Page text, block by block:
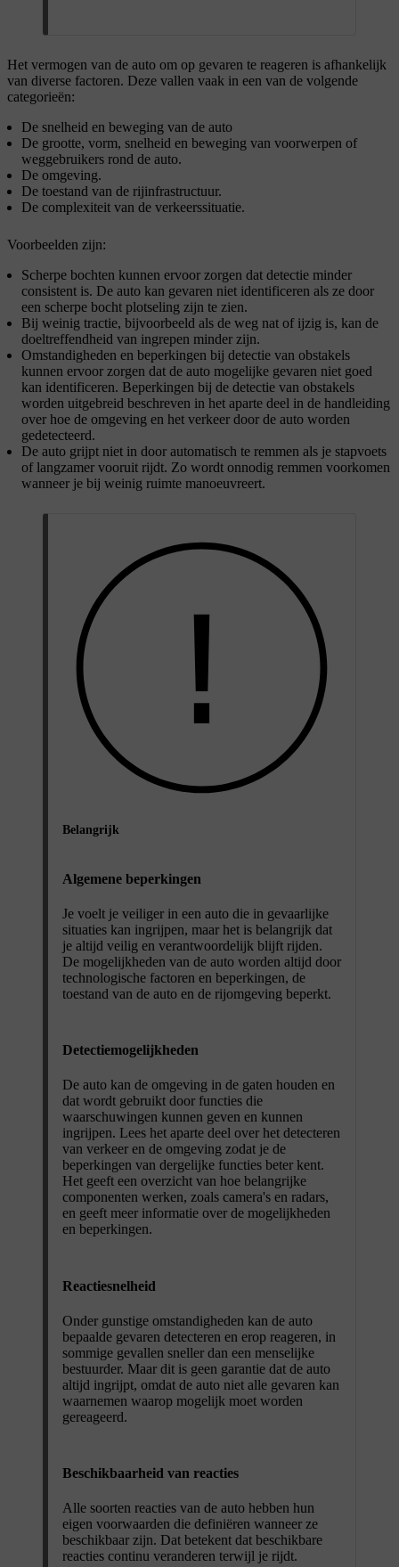
Het vermogen van de auto om op gevaren te reageren is afhankelijk
van diverse factoren. Deze vallen vaak in een van de volgende
categorieën:
De snelheid en beweging van de auto
De grootte, vorm, snelheid en beweging van voorwerpen of
weggebruikers rond de auto.
De omgeving.
De toestand van de rijinfrastructuur.
De complexiteit van de verkeerssituatie.
Voorbeelden zijn:
Scherpe bochten kunnen ervoor zorgen dat detectie minder
consistent is. De auto kan gevaren niet identificeren als ze door
een scherpe bocht plotseling zijn te zien.
Bij weinig tractie, bijvoorbeeld als de weg nat of ijzig is, kan de
doeltreffendheid van ingrepen minder zijn.
Omstandigheden en beperkingen bij detectie van obstakels
kunnen ervoor zorgen dat de auto mogelijke gevaren niet goed
kan identificeren. Beperkingen bij de detectie van obstakels
worden uitgebreid beschreven in het aparte deel in de handleiding
over hoe de omgeving en het verkeer door de auto worden
gedetecteerd.
De auto grijpt niet in door automatisch te remmen als je stapvoets
of langzamer vooruit rijdt. Zo wordt onnodig remmen voorkomen
wanneer je bij weinig ruimte manoeuvreert.
Belangrijk
Algemene beperkingen
Je voelt je veiliger in een auto die in gevaarlijke
situaties kan ingrijpen, maar het is belangrijk dat
je altijd veilig en verantwoordelijk blijft rijden.
De mogelijkheden van de auto worden altijd door
technologische factoren en beperkingen, de
toestand van de auto en de rijomgeving beperkt.
Detectiemogelijkheden
De auto kan de omgeving in de gaten houden en
dat wordt gebruikt door functies die
waarschuwingen kunnen geven en kunnen
ingrijpen. Lees het aparte deel over het detecteren
van verkeer en de omgeving zodat je de
beperkingen van dergelijke functies beter kent.
Het geeft een overzicht van hoe belangrijke
componenten werken, zoals camera's en radars,
en geeft meer informatie over de mogelijkheden
en beperkingen.
Reactiesnelheid
Onder gunstige omstandigheden kan de auto
bepaalde gevaren detecteren en erop reageren, in
sommige gevallen sneller dan een menselijke
bestuurder. Maar dit is geen garantie dat de auto
altijd ingrijpt, omdat de auto niet alle gevaren kan
waarnemen waarop mogelijk moet worden
gereageerd.
Beschikbaarheid van reacties
Alle soorten reacties van de auto hebben hun
eigen voorwaarden die definiëren wanneer ze
beschikbaar zijn. Dat betekent dat beschikbare
reacties continu veranderen terwijl je rijdt.